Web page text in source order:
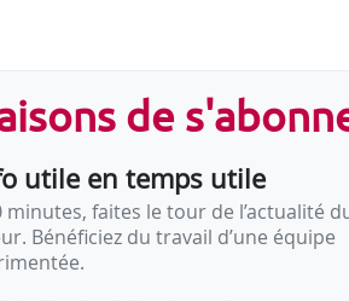
avec les organisations
transmis aux
de
utile en temps utile
minutes, faites le tour de l’actualité
Bénéficiez du travail d’une équipe